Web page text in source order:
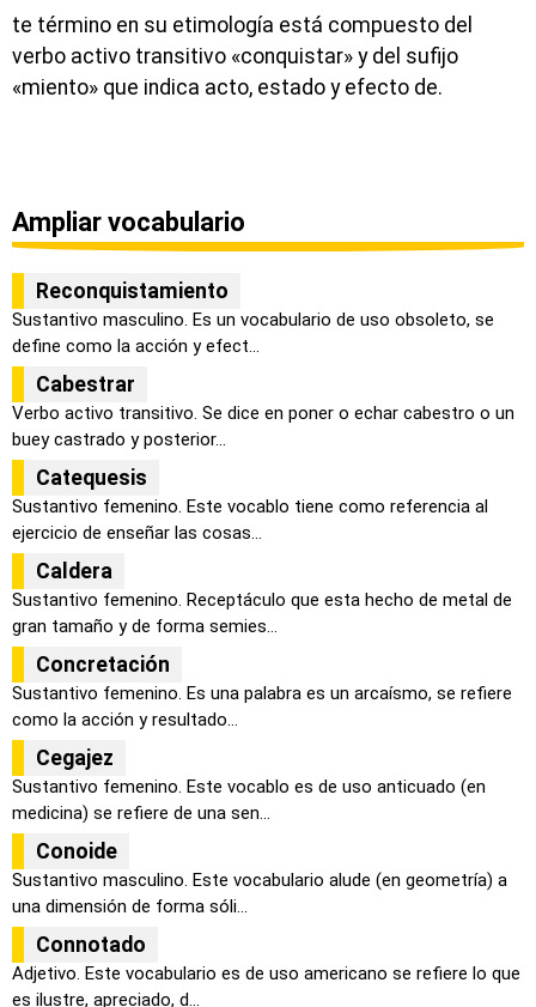
te término en su etimología está compuesto del
verbo activo transitivo «conquistar» y del sufijo
«miento» que indica acto, estado y efecto de.
Ampliar vocabulario
Reconquistamiento
Sustantivo masculino. Es un vocabulario de uso obsoleto, se
define como la acción y efect...
Cabestrar
Verbo activo transitivo. Se dice en poner o echar cabestro o un
buey castrado y posterior...
Catequesis
Sustantivo femenino. Este vocablo tiene como referencia al
ejercicio de enseñar las cosas...
Caldera
Sustantivo femenino. Receptáculo que esta hecho de metal de
gran tamaño y de forma semies...
Concretación
Sustantivo femenino. Es una palabra es un arcaísmo, se refiere
como la acción y resultado...
Cegajez
Sustantivo femenino. Este vocablo es de uso anticuado (en
medicina) se refiere de una sen...
Conoide
Sustantivo masculino. Este vocabulario alude (en geometría) a
una dimensión de forma sóli...
Connotado
Adjetivo. Este vocabulario es de uso americano se refiere lo que
es ilustre, apreciado, d...